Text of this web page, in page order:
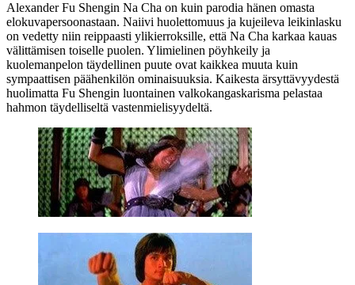
Alexander Fu Shengin Na Cha on kuin parodia hänen omasta
elokuvapersoonastaan. Naiivi huolettomuus ja kujeileva leikinlasku
on vedetty niin reippaasti ylikierroksille, että Na Cha karkaa kauas
välittämisen toiselle puolen. Ylimielinen pöyhkeily ja
kuolemanpelon täydellinen puute ovat kaikkea muuta kuin
sympaattisen päähenkilön ominaisuuksia. Kaikesta ärsyttävyydestä
huolimatta Fu Shengin luontainen valkokangaskarisma pelastaa
hahmon täydelliseltä vastenmielisyydeltä.